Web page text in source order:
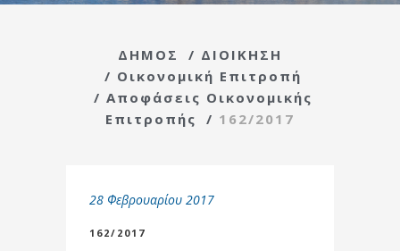
ΔΗΜΟΣ / ΔΙΟΙΚΗΣΗ
/ Οικονομική Επιτροπή
/ Αποφάσεις Οικονομικής
Επιτροπής
/ 162/2017
28 Φεβρουαρίου 2017
162/2017